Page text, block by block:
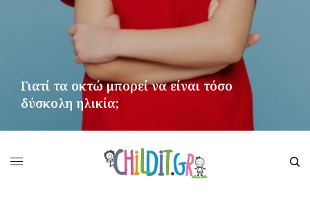
Γιατί τα οκτώ μπορεί να είναι τόσο
δύσκολη ηλικία;